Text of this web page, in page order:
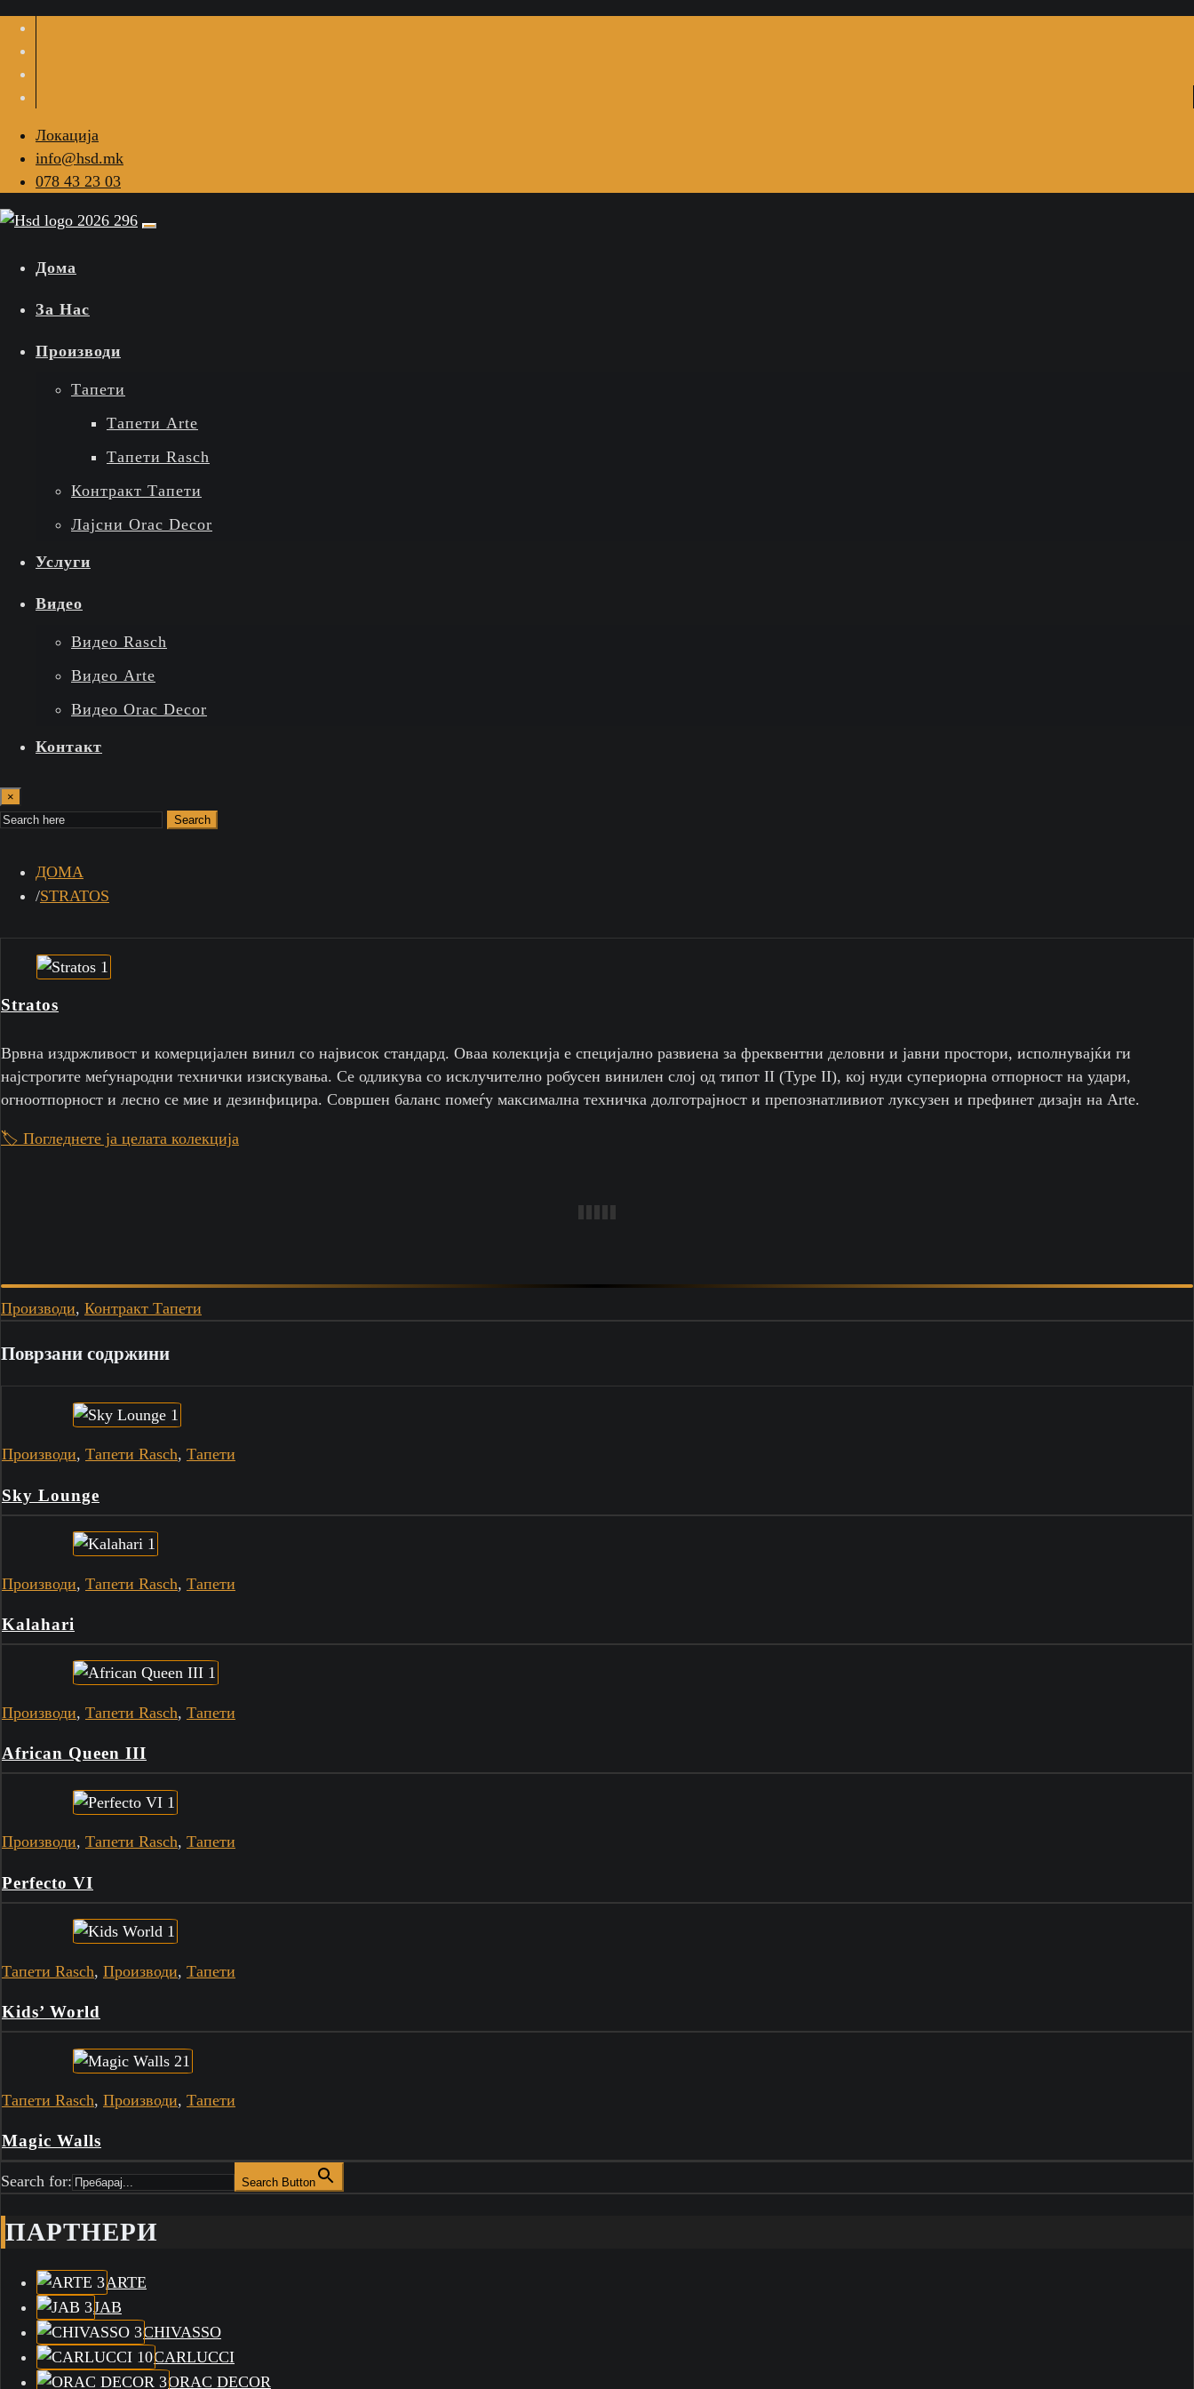
Локација
info@hsd.mk
078 43 23 03
Дома
За Нас
Производи
Тапети
Тапети Arte
Тапети Rasch
Контракт Тапети
Лајсни Orac Decor
Услуги
Видео
Видео Rasch
Видео Arte
Видео Orac Decor
Контакт
×
Search
ДОМА
STRATOS
Stratos
Врвна издржливост и комерцијален винил со највисок стандард. Оваа колекција е специјално развиена за фреквентни деловни и јавни простори, исполнувајќи ги
најстрогите меѓународни технички изискувања. Се одликува со исклучително робусен винилен слој од типот II (Type II), кој нуди супериорна отпорност на удари,
огноотпорност и лесно се мие и дезинфицира. Совршен баланс помеѓу максимална техничка долготрајност и препознатливиот луксузен и префинет дизајн на Arte.
🏷️ Погледнете ја целата колекција
Производи, Контракт Тапети
Поврзани содржини
Производи, Тапети Rasch, Тапети
Sky Lounge
Производи, Тапети Rasch, Тапети
Kalahari
Производи, Тапети Rasch, Тапети
African Queen III
Производи, Тапети Rasch, Тапети
Perfecto VI
Тапети Rasch, Производи, Тапети
Kids’ World
Тапети Rasch, Производи, Тапети
Magic Walls
Search for: Search Button
ПАРТНЕРИ
ARTE
JAB
CHIVASSO
CARLUCCI
ORAC DECOR